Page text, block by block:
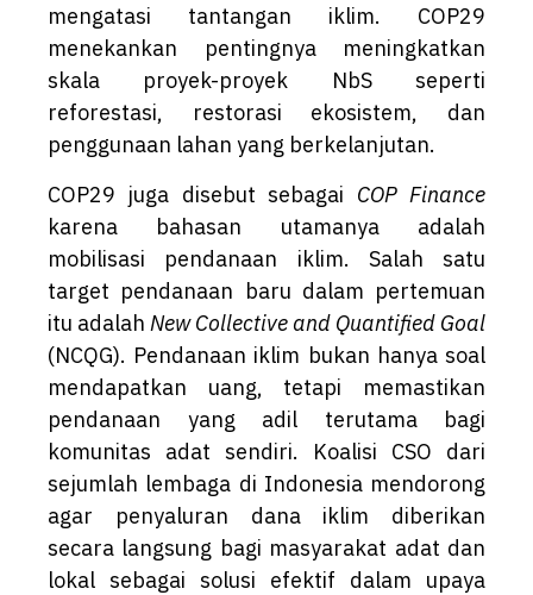
mengatasi tantangan iklim. COP29
menekankan pentingnya meningkatkan
skala proyek-proyek NbS seperti
reforestasi, restorasi ekosistem, dan
penggunaan lahan yang berkelanjutan.
COP29 juga disebut sebagai COP Finance
karena bahasan utamanya adalah
mobilisasi pendanaan iklim. Salah satu
target pendanaan baru dalam pertemuan
itu adalah New Collective and Quantified Goal
(NCQG). Pendanaan iklim bukan hanya soal
mendapatkan uang, tetapi memastikan
pendanaan yang adil terutama bagi
komunitas adat sendiri. Koalisi CSO dari
sejumlah lembaga di Indonesia mendorong
agar penyaluran dana iklim diberikan
secara langsung bagi masyarakat adat dan
lokal sebagai solusi efektif dalam upaya